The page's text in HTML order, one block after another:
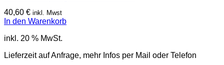
40,60 € inkl. Mwst
In den Warenkorb
inkl. 20 % MwSt.
Lieferzeit auf Anfrage, mehr Infos per Mail oder Telefon